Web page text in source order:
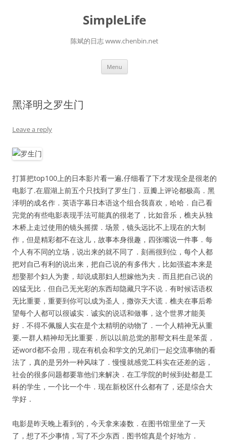
SimpleLife
陈斌的日志 www.chenbin.net
Menu
黑泽明之罗生门
Leave a reply
打算把top100上的日本影片看一遍,仔细看了下才发现全是很老的
电影了.在眉湖上前五个只找到了罗生门．豆瓣上评论都极高．黑
泽明的成名作．英语字幕日本语这个组合我喜欢，哈哈．自己看
完觉的有些电影表现手法可能真的很老了，比如音乐，樵夫从独
木桥上走过使用的镜头摇摆．场景，镜头远比不上现在的大制
作，但是精彩都不在这儿，故事本身很趣，四张嘴说一件事．每
个人有不同的立场，说出来的就不同了．刻画很到位，每个人都
把对自己有利的说出来，把自己说的有多伟大，比如强盗本来是
想娶那个妇人为妻，却说成那妇人想嫁他为夫．而且把自己说的
凶猛无比．但自己无光彩的东西却隐藏只字不说．有时候话语权
无比重要，重要到你可以成为圣人，撒弥天大谎．樵夫在事后希
望每个人都可以很诚实．诚实的说话和做事，这个世界才能美
好．不得不佩服人实在是个太精明的动物了．一个人精神无从重
要,一群人精神却无比重要．所以以前总觉的那帮文科生是笨蛋，
还word都不会用，现在有机会和学文的兄弟们一起交流事物的看
法了，真的是另外一种风味了．慢慢就感觉工科实在还差的远，
社会的很多问题都要靠他们来解决．在工学院的时候到处都是工
科的学生，一个比一个牛．现在新校区什么都有了，还是综合大
学好．
电影是昨天晚上看到的，今天拿来凑数．在图书馆里坐了一天
了，想了不少事情，写了不少东西．图书馆真是个好地方．